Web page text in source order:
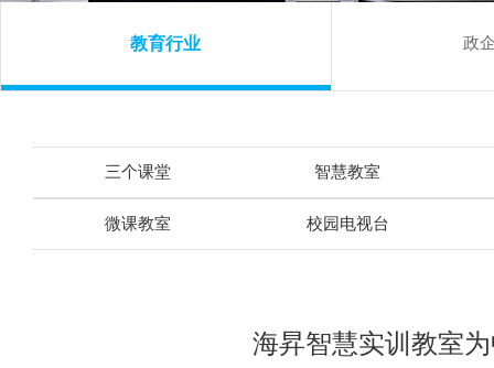
教育行业 政
三个课堂 智慧教室
微课教室 校园电视台
海昇智慧实训教室